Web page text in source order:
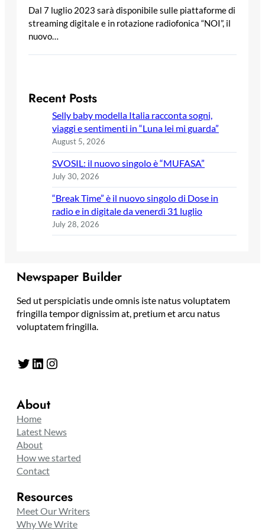
Dal 7 luglio 2023 sarà disponibile sulle piattaforme di
streaming digitale e in rotazione radiofonica “NOI”, il
nuovo…
Recent Posts
Selly baby modella Italia racconta sogni,
viaggi e sentimenti in “Luna lei mi guarda”
August 5, 2026
SVOSIL: il nuovo singolo è “MUFASA”
July 30, 2026
“Break Time” è il nuovo singolo di Dose in
radio e in digitale da venerdì 31 luglio
July 28, 2026
Newspaper Builder
Sed ut perspiciatis unde omnis iste natus voluptatem
fringilla tempor dignissim at, pretium et arcu natus
voluptatem fringilla.
Twitter LinkedIn Instagram
About
Home
Latest News
About
How we started
Contact
Resources
Meet Our Writers
Why We Write